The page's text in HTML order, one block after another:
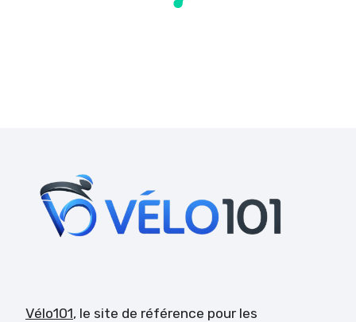
Vélo101, le site de référence pour les